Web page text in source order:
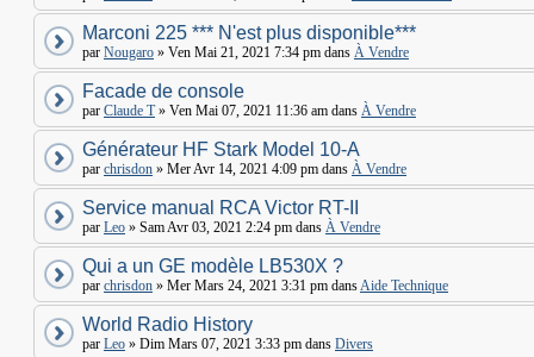
Marconi 225 *** N'est plus disponible***
par Nougaro » Ven Mai 21, 2021 7:34 pm dans À Vendre
Facade de console
par Claude T» Ven Mai 07, 2021 11:36 am dans À Vendre
Générateur HF Stark Model 10-A
par chrisdon » Mer Avr 14, 2021 4:09 pm dans À Vendre
Service manual RCA Victor RT-II
par Leo » Sam Avr 03, 2021 2:24 pm dans À Vendre
Qui a un GE modèle LB530X ?
par chrisdon » Mer Mars 24, 2021 3:31 pm dansAide Technique
World Radio History
par Leo » Dim Mars 07, 2021 3:33 pm dans Divers